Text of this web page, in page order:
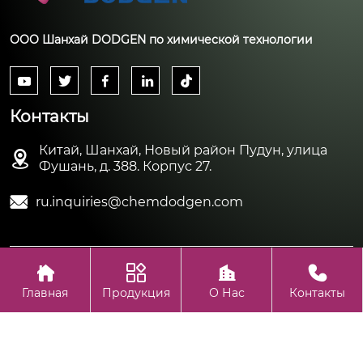
ООО Шанхай DODGEN по химической технологии
    
Контакты

Китай, Шанхай, Новый район Пудун, улица
Фушань, д. 388. Корпус 27.
 ru.inquiries@chemdodgen.com
Авторское право©ООО Шанхай DODGEN по химической
технологии

Главная

Продукция

О Нас

Контакты